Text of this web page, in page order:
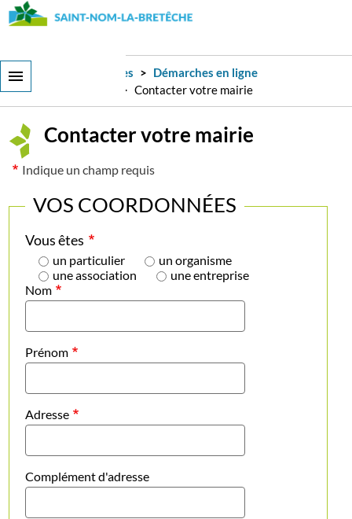
Aller
principal
Services et démarches
Démarches en ligne
Communication
Contacter votre mairie
Contacter votre mairie
Indique un champ requis
VOS COORDONNÉES
Vous êtes
un particulier
un organisme
une association
une entreprise
Nom
Prénom
Adresse
Complément d'adresse